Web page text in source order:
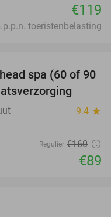
€119
toeristenbelasting
44%
spa (60 of 90
9.4 star
Regulier €160
€89